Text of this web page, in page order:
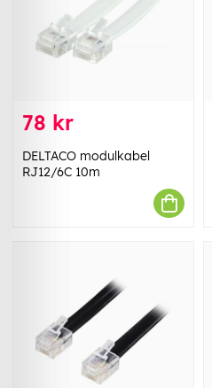
78 kr
DELTACO modulkabel
RJ12/6C 10m